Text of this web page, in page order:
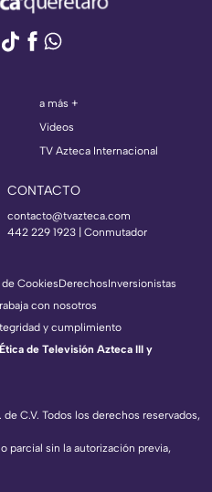
a más +
Videos
TV Azteca Internacional
CONTACTO
contacto@tvazteca.com
442 229 1923 | Conmutador
C.V. Todos los derechos reservados,
parcial sin la autorización previa,
CookiesDerechosInversionistas
con nosotros
y cumplimiento
de Televisión Azteca III y